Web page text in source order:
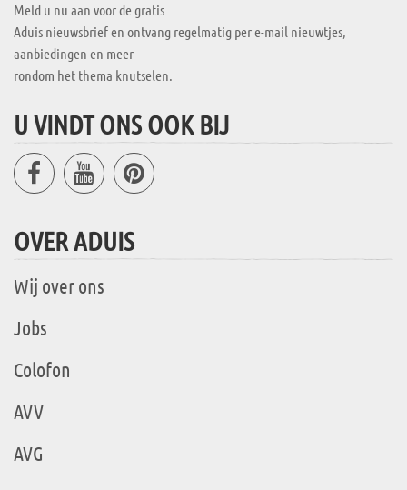
Meld u nu aan voor de gratis
Aduis nieuwsbrief en ontvang regelmatig per e-mail nieuwtjes,
aanbiedingen en meer
rondom het thema knutselen.
U VINDT ONS OOK BIJ
OVER ADUIS
Wij over ons
Jobs
Colofon
AVV
AVG